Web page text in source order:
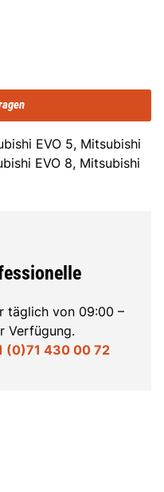
EVO 5, Mitsubishi
EVO 8, Mitsubishi
täglich von 09:00 –
Verfügung.
(0)71 430 00 72